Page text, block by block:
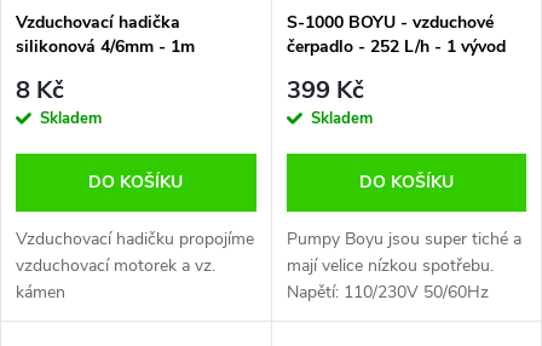
p
r
o
d
u
p
r
d
u
Vzduchovací hadička
silikonová 4/6mm - 1m
8 Kč
Skladem
DO KOŠÍKU
Vzduchovací hadičku propojíme
vzduchovací motorek a vz.
kámen
S-1000 BOYU - vzduchové
čerpadlo - 252 L/h - 1 vývod
399 Kč
Skladem
DO KOŠÍKU
Pumpy Boyu jsou super tiché a
mají velice nízkou spotřebu.
Napětí: 110/230V 50/60Hz
Příkon: 3W Výkon: 252l/min